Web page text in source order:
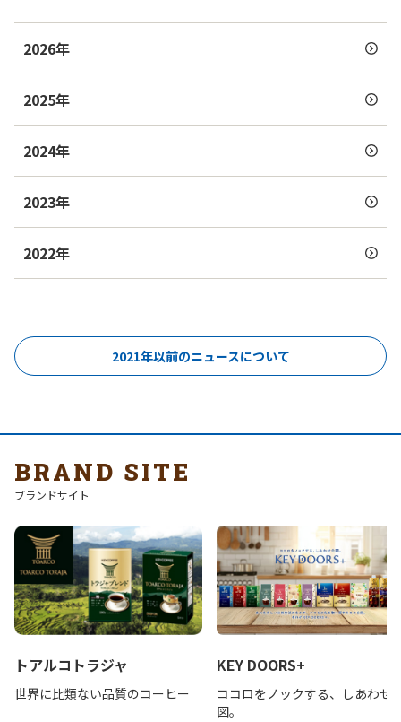
2026年
2025年
2024年
2023年
2022年
2021年以前のニュースについて
BRAND SITE
ブランドサイト
トアルコトラジャ
世界に比類ない品質のコーヒー
KEY DOORS+
ココロをノックする、しあわせ
図。